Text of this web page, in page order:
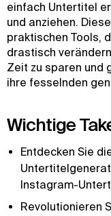
einfach Untertitel
und anziehen.
praktischen Tools,
drastisch
Zeit zu sparen und
ihre fesselnden
Wichtige
Entdecken Sie
Instagram-
Revolutionieren